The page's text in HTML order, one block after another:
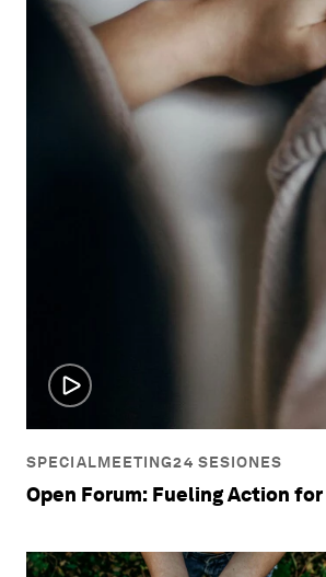
SPECIALMEETING24 SESIONES
Open Forum: Fueling Action